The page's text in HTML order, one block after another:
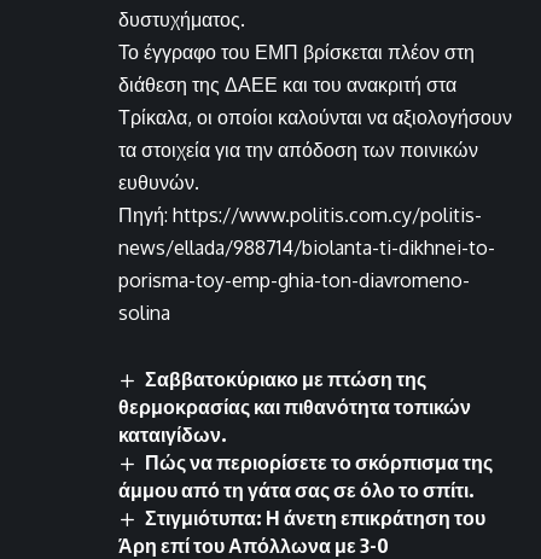
δυστυχήματος.
Το έγγραφο του ΕΜΠ βρίσκεται πλέον στη
διάθεση της ΔΑΕΕ και του ανακριτή στα
Τρίκαλα, οι οποίοι καλούνται να αξιολογήσουν
τα στοιχεία για την απόδοση των ποινικών
ευθυνών.
Πηγή: https://www.politis.com.cy/politis-
news/ellada/988714/biolanta-ti-dikhnei-to-
porisma-toy-emp-ghia-ton-diavromeno-
solina
Σαββατοκύριακο με πτώση της
θερμοκρασίας και πιθανότητα τοπικών
καταιγίδων.
Πώς να περιορίσετε το σκόρπισμα της
άμμου από τη γάτα σας σε όλο το σπίτι.
Στιγμιότυπα: Η άνετη επικράτηση του
Άρη επί του Απόλλωνα με 3-0